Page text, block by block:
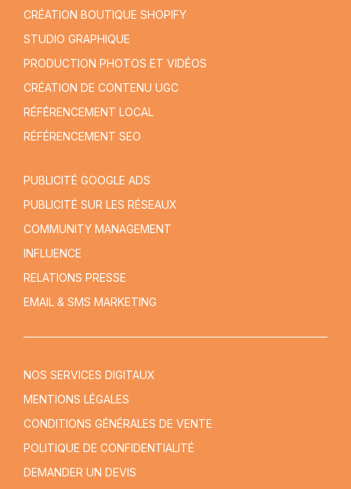
CRÉATION BOUTIQUE SHOPIFY
STUDIO GRAPHIQUE
PRODUCTION PHOTOS ET VIDÉOS
CRÉATION DE CONTENU UGC
RÉFÉRENCEMENT LOCAL
RÉFÉRENCEMENT SEO
PUBLICITÉ GOOGLE ADS
PUBLICITÉ SUR LES RÉSEAUX
COMMUNITY MANAGEMENT
INFLUENCE
RELATIONS PRESSE
EMAIL & SMS MARKETING
NOS SERVICES DIGITAUX
MENTIONS LÉGALES
CONDITIONS GÉNÉRALES DE VENTE
POLITIQUE DE CONFIDENTIALITÉ
DEMANDER UN DEVIS